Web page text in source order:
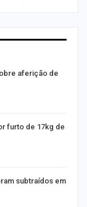
aferição de
furto de 17kg de
subtraídos em